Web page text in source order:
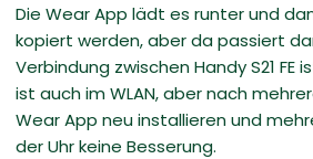
Die Wear App lädt es runter und
kopiert werden, aber da passiert
Verbindung zwischen Handy S21 FE
ist auch im WLAN, aber nach
Wear App neu installieren und
der Uhr keine Besserung.